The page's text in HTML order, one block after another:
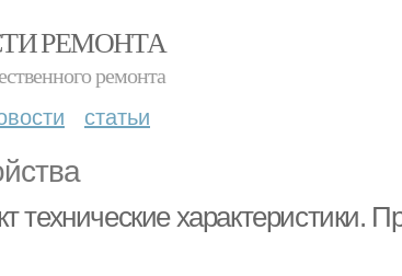
РЕМОНТА
ремонта
статьи
технические характеристики.